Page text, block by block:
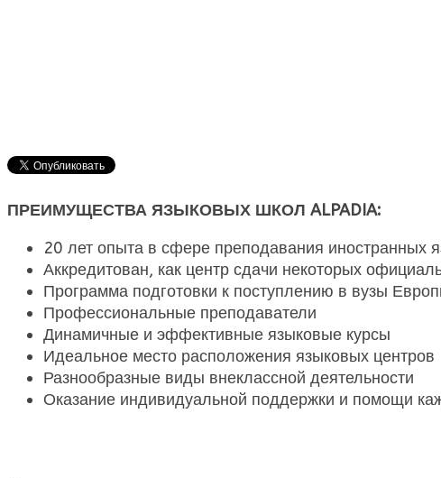
ПРЕИМУЩЕСТВА ЯЗЫКОВЫХ ШКОЛ ALPADIA:
20 лет опыта в сфере преподавания иностранных
Аккредитован, как центр сдачи некоторых
Программа подготовки к поступлению в вузы
Профессиональные преподаватели
Динамичные и эффективные языковые курсы
Идеальное место расположения языковых центров
Разнообразные виды внеклассной деятельности
Оказание индивидуальной поддержки и помощи